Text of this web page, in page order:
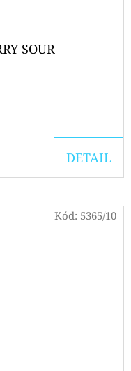
SOUR
DETAIL
Kód: 5365/10